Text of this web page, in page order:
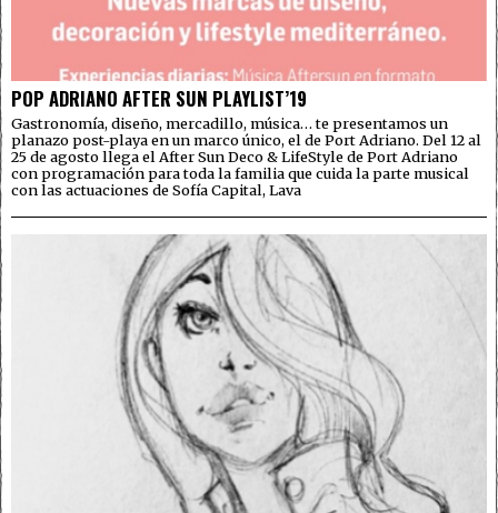
POP ADRIANO AFTER SUN PLAYLIST’19
Gastronomía, diseño, mercadillo, música… te presentamos un
planazo post-playa en un marco único, el de Port Adriano. Del 12 al
25 de agosto llega el After Sun Deco & LifeStyle de Port Adriano
con programación para toda la familia que cuida la parte musical
con las actuaciones de Sofía Capital, Lava